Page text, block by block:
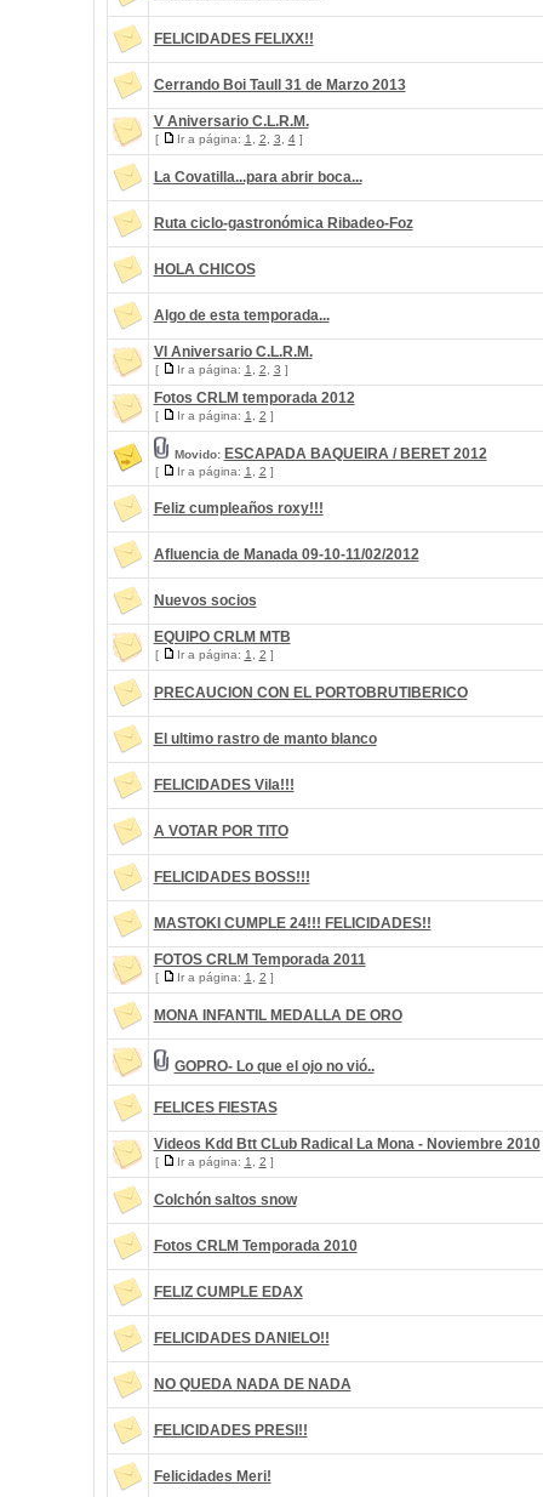
FELICIDADES FELIXX!!
Cerrando Boi Taull 31 de Marzo 2013
V Aniversario C.L.R.M.
[ Ir a página: 1 2 3 4]
La Covatilla...para abrir boca...
Ruta ciclo-gastronómica Ribadeo-Foz
HOLA CHICOS
Algo de esta temporada...
VI Aniversario C.L.R.M.
[ Ir a página: 1 2 3 ]
Fotos CRLM temporada 2012
[ Ir a página: 1 2 ]
Movido: ESCAPADA BAQUEIRA / BERET 2012
[ Ir a página: 1 2 ]
Feliz cumpleaños roxy!!!
Afluencia de Manada 09-10-11/02/2012
Nuevos socios
EQUIPO CRLM MTB
[ Ir a página: 1 2 ]
PRECAUCION CON EL PORTOBRUTIBERICO
El ultimo rastro de manto blanco
FELICIDADES Vila!!!
A VOTAR POR TITO
FELICIDADES BOSS!!!
MASTOKI CUMPLE 24!!! FELICIDADES!!
FOTOS CRLM Temporada 2011
[ Ir a página: 1 2 ]
MONA INFANTIL MEDALLA DE ORO
GOPRO- Lo que el ojo no vió..
FELICES FIESTAS
Videos Kdd Btt CLub Radical La Mona - Noviembre 2010
[ Ir a página: 1 2 ]
Colchón saltos snow
Fotos CRLM Temporada 2010
FELIZ CUMPLE EDAX
FELICIDADES DANIELO!!
NO QUEDA NADA DE NADA
FELICIDADES PRESI!!
Felicidades Meri!